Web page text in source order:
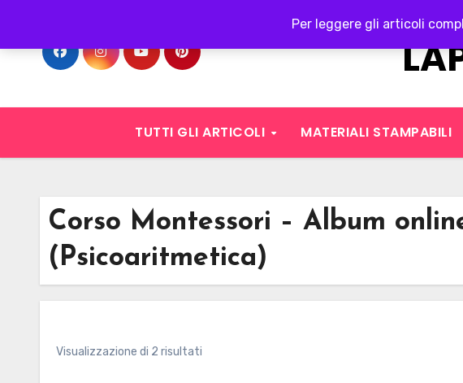
Per leggere gli articoli
content
TUTTI GLI ARTICOLI MATERIALI STAMPABILI
Corso Montessori – Album
(Psicoaritmetica)
Visualizzazione di 2 risultati